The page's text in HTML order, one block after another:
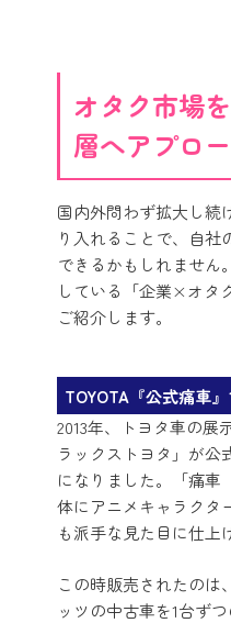
オタク市場
層へアプロ
国内外問わず拡大し続
り入れることで、自社
できるかもしれません
している「企業×オタ
ご紹介します。
TOYOTA『公式痛車
2013年、トヨタ車の展
ラックストヨタ」が公
になりました。「痛車
体にアニメキャラクタ
も派手な見た目に仕上
この時販売されたのは
ッツの中古車を1台ず